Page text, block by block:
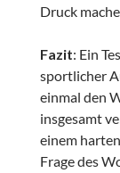
Druck
Fazit: Ein
sportlicher
einmal den
insgesamt
einem
Frage des